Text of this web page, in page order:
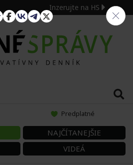
Inzerujte na HS
Predplatné
NAJČÍTANEJŠIE
VIDEÁ